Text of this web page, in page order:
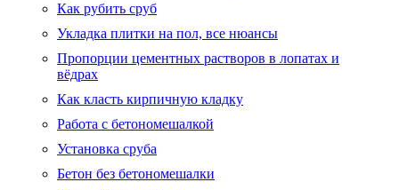
Как рубить сруб
Укладка плитки на пол, все нюансы
Пропорции цементных растворов в лопатах и
вёдрах
Как класть кирпичную кладку
Работа с бетономешалкой
Установка сруба
Бетон без бетономешалки